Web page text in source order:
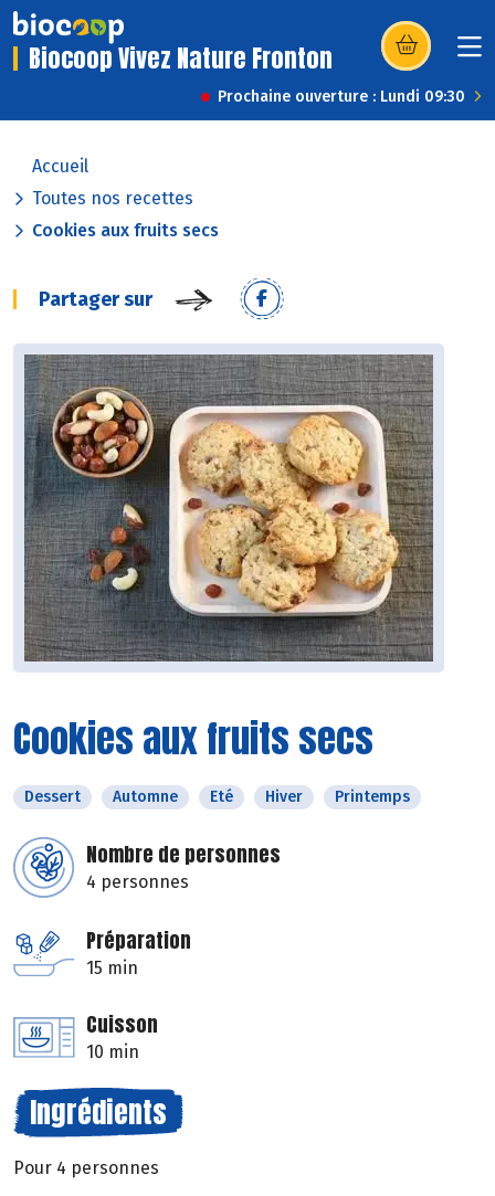
Biocoop Vivez Nature Fronton (s’ouvre dans
Prochaine ouverture : Lundi 09:30
Accueil
Toutes nos recettes
Cookies aux fruits secs
Partager sur
Cookies aux fruits secs
Dessert Automne Eté Hiver Printemps
Nombre de personnes
4 personnes
Préparation
15 min
Cuisson
10 min
Ingrédients
Pour 4 personnes